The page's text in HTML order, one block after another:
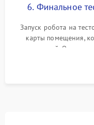
6. Финальное
Запуск робота на
карты помещения,
препятствий. Оценка
Тестирование